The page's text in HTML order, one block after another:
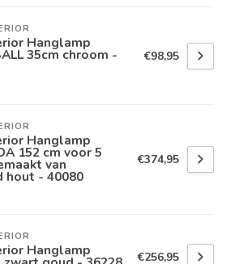
Hanglamp
35cm chroom - €98,95
Hanglamp
152 cm voor 5
van
hout - 40080
€374,95
Hanglamp €256,95